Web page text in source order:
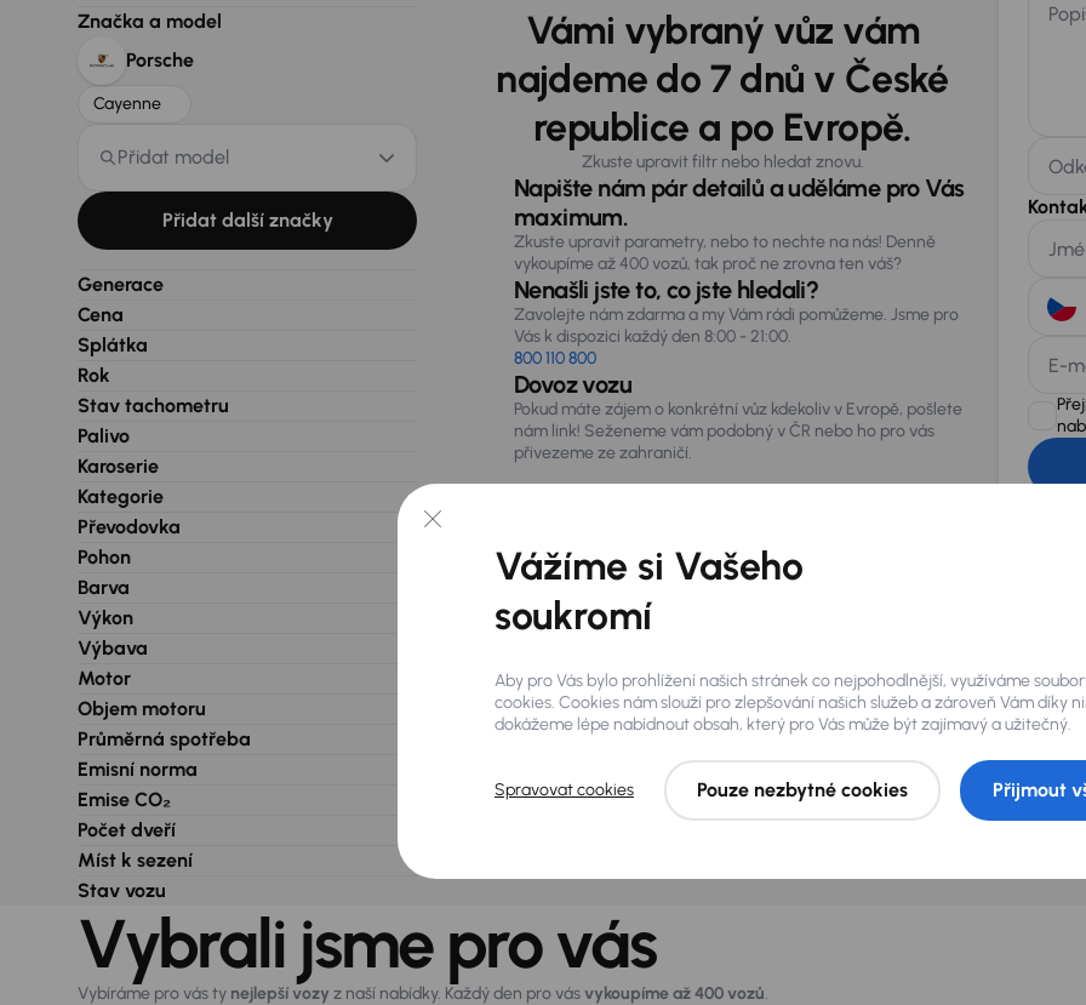
Značka a model
Porsche
Cayenne
Přidat model
Přidat další značky
Generace
Cena
Splátka
Rok
Stav tachometru
Palivo
Karoserie
Kategorie
Převodovka
Pohon
Barva
Výkon
Výbava
Motor
Objem motoru
Průměrná spotřeba
Emisní norma
Emise CO₂
Počet dveří
Míst k sezení
Stav vozu
Vámi vybraný vůz vám
najdeme do 7 dnů v České
republice a po Evropě.
Zkuste upravit filtr nebo hledat znovu.
Napište nám pár detailů a uděláme pro Vás
maximum.
Zkuste upravit parametry, nebo to nechte na nás! Denně
vykoupíme až 400 vozů, tak proč ne zrovna ten váš?
Nenašli jste to, co jste hledali?
Zavolejte nám zdarma a my Vám rádi pomůžeme. Jsme pro
Vás k dispozici každý den 8:00 - 21:00.
800 110 800
Dovoz vozu
Pokud máte zájem o konkrétní vůz kdekoliv v Evropě, pošlete
nám link! Seženeme vám podobný v ČR nebo ho pro vás
přivezeme ze zahraničí.
E-
AURES
Vybrali jsme pro vás
Vybíráme pro vás ty nejlepší vozy z naší nabídky. Každý den pro vásvykoupíme až 400 vozů.
Vážíme si Vašeho
soukromí
Aby pro Vás bylo prohlížení našich stránek co nejpohodlnější, využíváme
cookies. Cookies nám slouží pro zlepšování našich služeb a zároveň Vám díky
dokážeme lépe nabídnout obsah, který pro Vás může být zajímavý a užitečný.
Spravovat cookies Pouze nezbytné cookies Přijmout